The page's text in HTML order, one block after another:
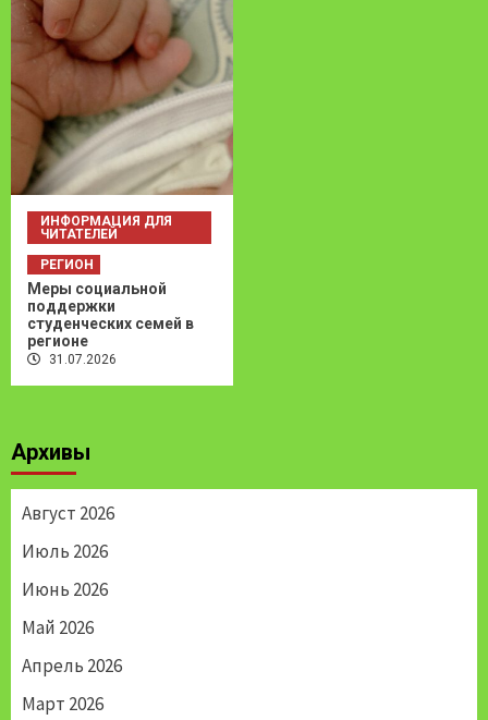
ИНФОРМАЦИЯ ДЛЯ
ЧИТАТЕЛЕЙ
РЕГИОН
Меры социальной
поддержки
студенческих семей в
регионе
31.07.2026
Архивы
Август 2026
Июль 2026
Июнь 2026
Май 2026
Апрель 2026
Март 2026